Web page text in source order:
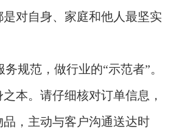
对自身、家庭和他人最坚实
规范，做行业的“示范者”。
本。请仔细核对订单信息，
，主动与客户沟通送达时